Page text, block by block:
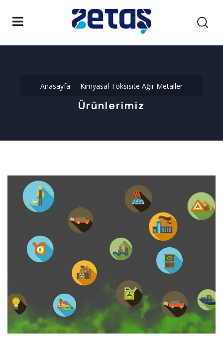
Anasayfa Kimyasal Toksisite Ağır Metaller
Ürünlerimiz